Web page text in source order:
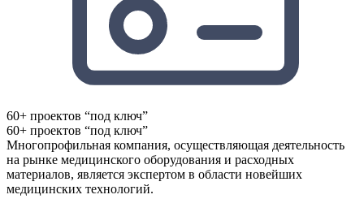
60+ проектов “под ключ”
60+ проектов “под ключ”
Многопрофильная компания, осуществляющая деятельность
на рынке медицинского оборудования и расходных
материалов, является экспертом в области новейших
медицинских технологий.